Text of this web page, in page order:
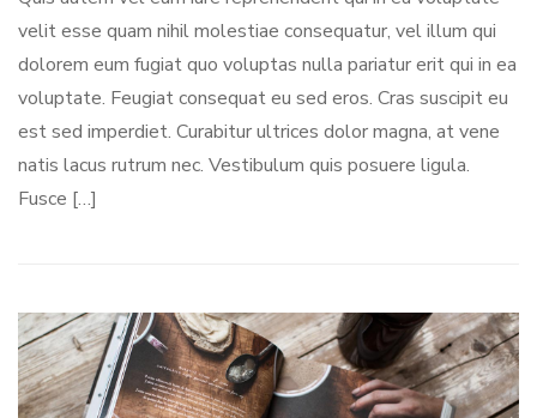
velit esse quam nihil molestiae consequatur, vel illum qui
dolorem eum fugiat quo voluptas nulla pariatur erit qui in ea
voluptate. Feugiat consequat eu sed eros. Cras suscipit eu
est sed imperdiet. Curabitur ultrices dolor magna, at vene
natis lacus rutrum nec. Vestibulum quis posuere ligula.
Fusce […]